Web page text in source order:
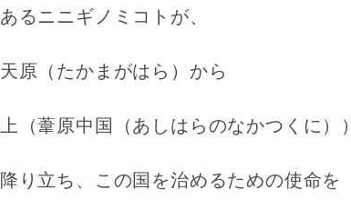
るニニギノミコトが、
原（たかまがはら）から
（葦原中国（あしはらのなかつくに））
り立ち、この国を治めるための使命を